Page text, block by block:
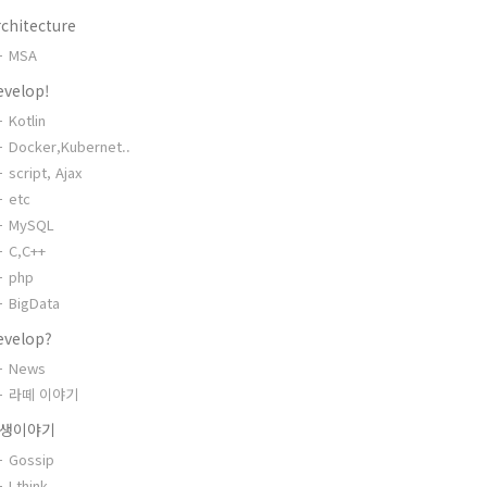
MSA
Kotlin
Docker,Kubernet..
script, Ajax
etc
MySQL
C,C++
php
BigData
News
라떼 이야기
이야기
Gossip